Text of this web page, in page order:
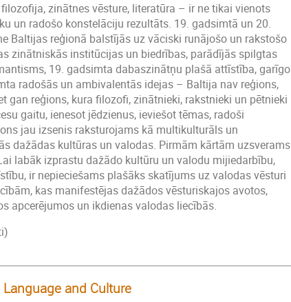
zinātnes vēsture, literatūra – ir ne tikai vienots
un radošo konstelāciju rezultāts. 19. gadsimtā un 20.
Baltijas reģionā balstījās uz vāciski runājošo un rakstošo
zinātniskās institūcijas un biedrības, parādījās spilgtas
19. gadsimta dabaszinātņu plašā attīstība, garīgo
radošās un ambivalentās idejas – Baltija nav reģions,
gan reģions, kura filozofi, zinātnieki, rakstnieki un pētnieki
gaitu, ienesot jēdzienus, ieviešot tēmas, radoši
jau izsenis raksturojams kā multikulturāls un
dažādas kultūras un valodas. Pirmām kārtām uzsverams
labāk izprastu dažādo kultūru un valodu mijiedarbību,
ir nepieciešams plašāks skatījums uz valodas vēsturi
kas manifestējas dažādos vēsturiskajos avotos,
apcerējumos un ikdienas valodas liecībās.
and Culture